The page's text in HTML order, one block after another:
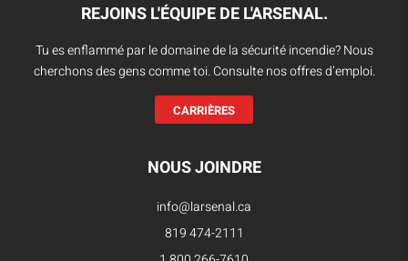
REJOINS L'ÉQUIPE DE L'ARSENAL.
Tu es enflammé par le domaine de la sécurité incendie? Nous
cherchons des gens comme toi. Consulte nos offres d’emploi.
CARRIÈRES
NOUS JOINDRE
info@larsenal.ca
819 474-2111